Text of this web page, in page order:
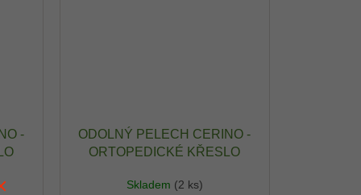
-
-
ODOLNÝ PELECH CERINO -
ORTOPEDICKÉ KŘESLO
OXFORD VODĚODPUDIVÝ -
Skladem (2 ks)